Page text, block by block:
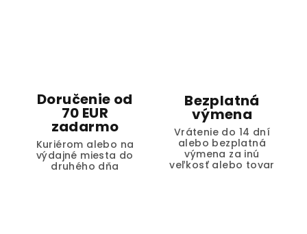
Doručenie od
70 EUR
zadarmo
Kuriérom alebo na
výdajné miesta do
druhého dňa
Bezplatná
výmena
Vrátenie do 14 dní
alebo bezplatná
výmena za inú
veľkosť alebo tovar